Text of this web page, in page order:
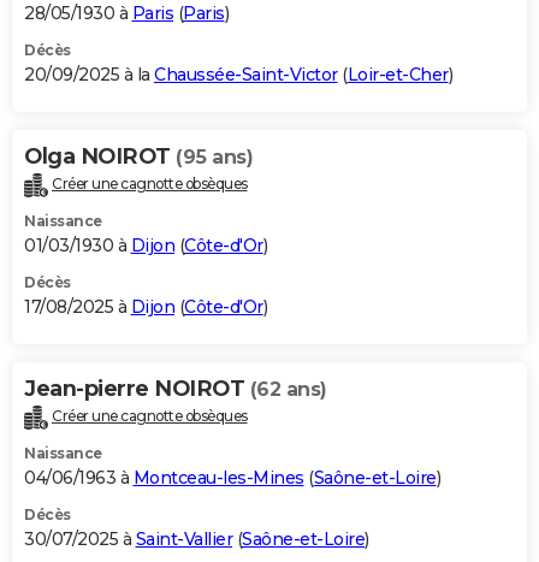
28/05/1930 à Paris (Paris)
Décès
20/09/2025 à la Chaussée-Saint-Victor(Loir-et-Cher)
Olga NOIROT (95 ans)
Créer une cagnotte obsèques
Naissance
01/03/1930 à Dijon (Côte-d'Or)
Décès
17/08/2025 à Dijon (Côte-d'Or)
Jean-pierre NOIROT (62 ans)
Créer une cagnotte obsèques
Naissance
04/06/1963 à Montceau-les-Mines (Saône-et-Loire)
Décès
30/07/2025 à Saint-Vallier(Saône-et-Loire)